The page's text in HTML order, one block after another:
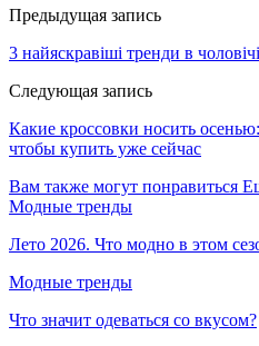
Предыдущая запись
3 найяскравіші тренди в
Следующая запись
Какие кроссовки носить
чтобы купить уже сейчас
Вам также могут понравиться
Модные тренды
Лето 2026. Что модно в этом
Модные тренды
Что значит одеваться со вкусом?